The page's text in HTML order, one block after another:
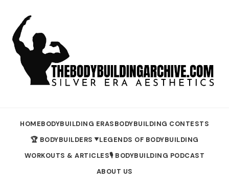
HOMEBODYBUILDING ERASBODYBUILDING CONTESTS
🏆 BODYBUILDERS ▼LEGENDS OF BODYBUILDING
WORKOUTS & ARTICLES🎙️ BODYBUILDING PODCAST
ABOUT US